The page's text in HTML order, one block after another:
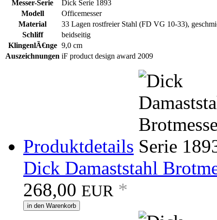
Messer-Serie
Dick Serie 1893
Modell
Officemesser
Material
33 Lagen rostfreier Stahl (FD VG 10-33),
Schliff
beidseitig
KlingenlÃ€nge 9,0 cm
Auszeichnungen iF product design award 2009
Produktdetails
Dick Damaststahl
268,00 EUR *
in den Warenkorb